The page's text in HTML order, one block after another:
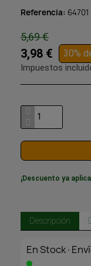
Referencia 64701
5,69 €
3,98 € 30%
Impuestos
¡Descuento ya
Descripción
En